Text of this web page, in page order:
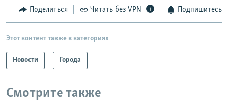
Поделиться Читать без VPN Подпишитесь
Этот контент также в категориях
Новости Города
Смотрите также